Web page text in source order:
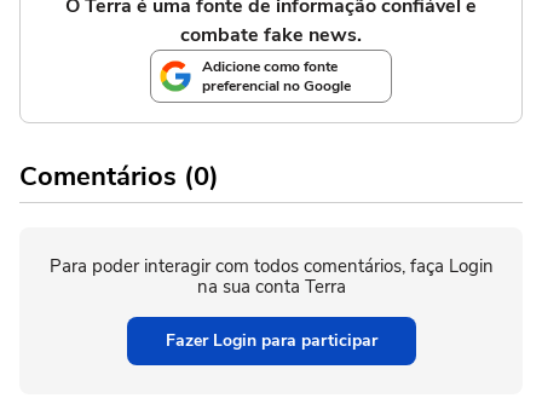
O Terra é uma fonte de informação confiável e
combate fake news.
Adicione como fonte
preferencial no Google
Comentários (0)
Para poder interagir com todos comentários, faça Login
na sua conta Terra
Fazer Login para participar